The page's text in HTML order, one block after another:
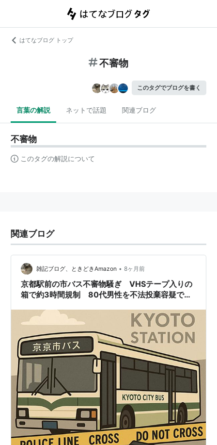
はてなブログ トップ
不審物
このタグでブログを書く
言葉の解説 ネットで話題 関連ブログ
不審物
このタグの解説について
関連ブログ
雑記ブログ、ときどきAmazon • 8ヶ月前
京都駅前の市バス不審物騒ぎ VHSテープ入りの
箱で約3時間規制 80代男性を不法投棄容疑で書